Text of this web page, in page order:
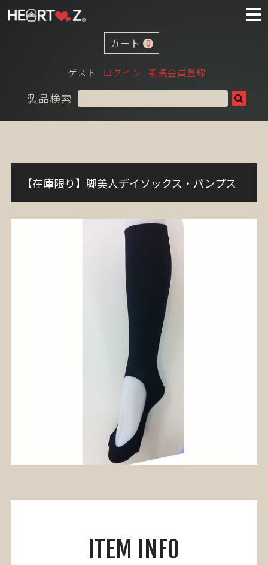
カート 0
ゲスト ログイン 新規会員登録
製品検索
【在庫限り】脚美人デイソックス・パンプス
ITEM INFO